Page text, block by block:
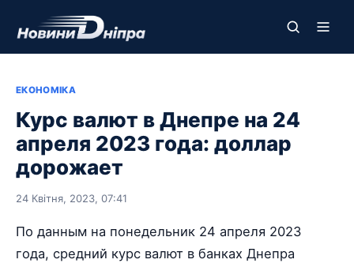
ЕКОНОМІКА
Курс валют в Днепре на 24
апреля 2023 года: доллар
дорожает
24 Квітня, 2023, 07:41
По данным на понедельник 24 апреля 2023
года, средний курс валют в банках Днепра